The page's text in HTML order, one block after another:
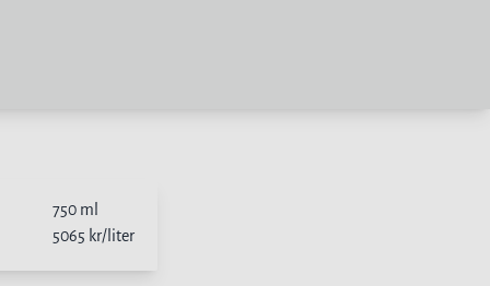
750 ml
5065 kr/liter